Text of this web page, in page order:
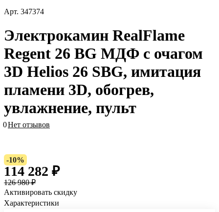
Арт. 347374
Электрокамин RealFlame
Regent 26 BG МДФ с очагом
3D Helios 26 SBG, имитация
пламени 3D, обогрев,
увлажнение, пульт
0Нет отзывов
-10%
114 282 ₽
126 980 ₽
Активировать скидку
Характеристики